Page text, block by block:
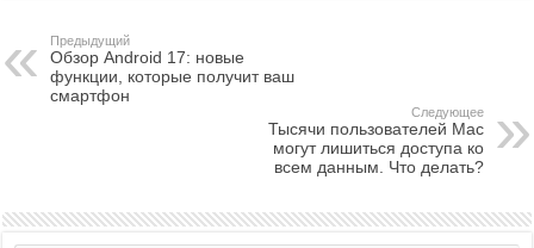
Предыдущий
Обзор Android 17: новые
функции, которые получит ваш
смартфон
Следующее
Тысячи пользователей Mac
могут лишиться доступа ко
всем данным. Что делать?